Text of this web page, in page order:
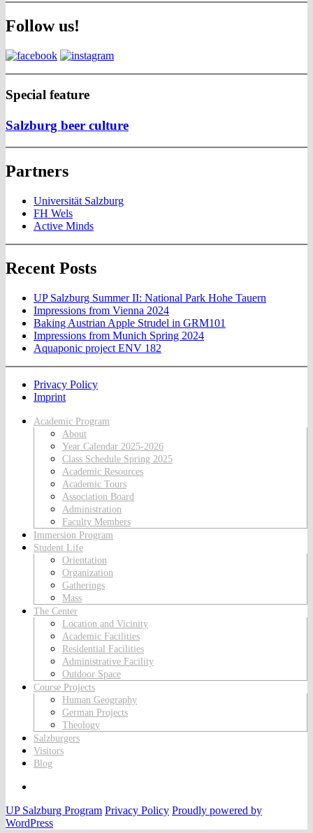
Follow us!
Special feature
Salzburg beer culture
Partners
Universität Salzburg
FH Wels
Active Minds
Recent Posts
UP Salzburg Summer II: National Park Hohe Tauern
Impressions from Vienna 2024
Baking Austrian Apple Strudel in GRM101
Impressions from Munich Spring 2024
Aquaponic project ENV 182
Privacy Policy
Imprint
Academic Program
About
Year Calendar 2025-2026
Class Schedule Spring 2025
Academic Resources
Academic Tours
Association Board
Administration
Faculty Members
Immersion Program
Student Life
Orientation
Organization
Gatherings
Mass
The Center
Location and Vicinity
Academic Facilities
Residential Facilities
Administrative Facility
Outdoor Space
Course Projects
Human Geography
German Projects
Theology
Salzburgers
Visitors
Blog
UP Salzburg Program Privacy Policy Proudly powered by
WordPress